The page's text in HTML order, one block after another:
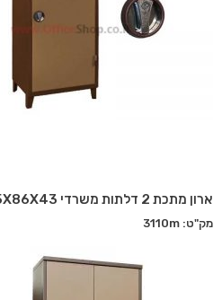
ארון מתכת 2 דלתות משרדי 195X86X43 + מוט ביטחון
מק"ט: 3110m